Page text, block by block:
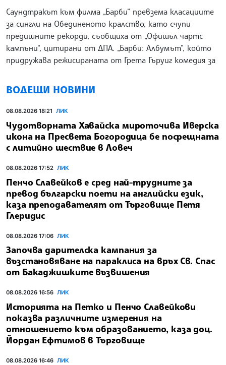
Саундтракът към филма „Барби“ превзема класациите
за сингли на Обединеното кралство, като счупи
предишните рекорди, съобщиха от „Офишъл чартс
кампъни“, цитирани от ДПА. „Барби: Албумът“, който
придружава режисираната от Грета Гъруиг комедия за
ВОДЕЩИ НОВИНИ
08.08.2026 18:21 ЛИК
Чудотворната Хавайска мироточива Иверска
икона на Пресвета Богородица бе посрещната
с литийно шествие в Ловеч
08.08.2026 17:52 ЛИК
Пенчо Славейков е сред най-трудните за
превод български поети на английски език,
каза преподавателят от Търговище Петя
Глеридис
08.08.2026 17:06 ЛИК
Започва дарителска кампания за
възстановяване на параклиса на връх Св. Спас
от Бакаджишките възвишения
08.08.2026 16:56 ЛИК
Историята на Петко и Пенчо Славейкови
показва различните измерения на
отношението към образованието, каза доц.
Йордан Ефтимов в Търговище
08.08.2026 16:46 ЛИК